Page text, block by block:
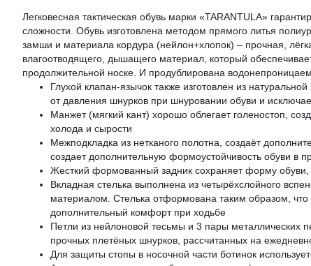
Легковесная тактическая обувь марки «TARANTULA»
сложности. Обувь изготовлена методом прямого литья
замши и материала кордура (нейлон+хлопок) – прочная,
влагоотводящего, дышащего материал, который
продолжительной носке. И продублирована
Глухой клапан-язычок также изготовлен из
от давления шнурков при шнуровании обуви и
Манжет (мягкий кант) хорошо облегает голеностоп,
холода и сырости
Межподкладка из нетканого полотна, создаёт
создает дополнительную формоустойчивость обуви в
Жесткий формованный задник сохраняет форму
Вкладная стелька выполнена из четырёхслойного
материалом. Стелька отформована таким образом,
дополнительный комфорт при ходьбе
Петли из нейлоновой тесьмы и 3 пары металлических
прочных плетёных шнурков, рассчитанных на
Для защиты стопы в носочной части ботинок